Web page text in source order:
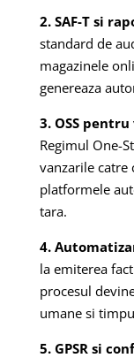
2. SAF-T si
standard de
magazinele
genereaza
3. OSS
Regimul One-
vanzarile catre
platformele
tara.
4.
la emiterea
procesul
umane si
5. GPSR si